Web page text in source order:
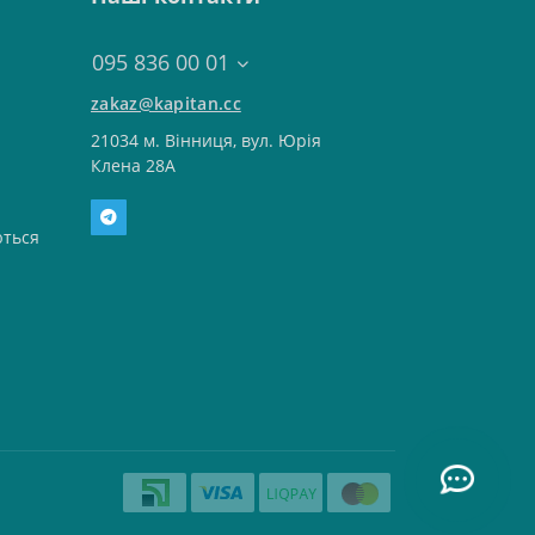
095 836 00 01
zakaz@kapitan.cc
21034 м. Вінниця, вул. Юрія
Клена 28А